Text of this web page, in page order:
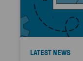
LATEST NEWS